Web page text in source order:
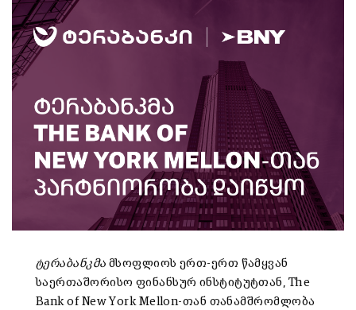
ტერაბანკმა მსოფლიოს ერთ-ერთ წამყვან
საერთაშორისო ფინანსურ ინსტიტუტთან, The
Bank of New York Mellon-თან თანამშრომლობა